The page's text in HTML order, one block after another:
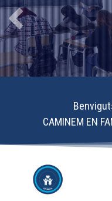
Benviguts
CAMINEM EN